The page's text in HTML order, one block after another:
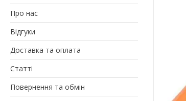
Про нас
Відгуки
Доставка та оплата
Статті
Повернення та обмін